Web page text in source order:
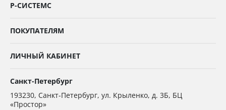
Р-СИСТЕМС
ПОКУПАТЕЛЯМ
ЛИЧНЫЙ КАБИНЕТ
Санкт-Петербург
193230, Санкт-Петербург, ул. Крыленко, д. 3Б, БЦ
«Простор»